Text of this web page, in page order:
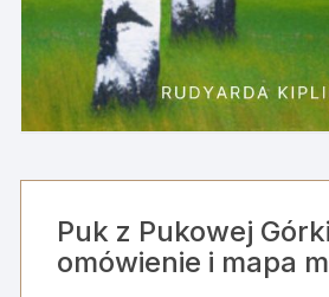
Puk z Pukowej
omówienie i mapa